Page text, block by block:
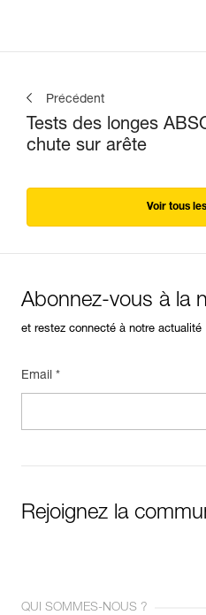
Précédent
Tests des longes
chute sur arête
Voir tous
Abonnez-vous à la
et restez connecté à notre actualité
Email *
Rejoignez la
QUI SOMMES-NOUS ?